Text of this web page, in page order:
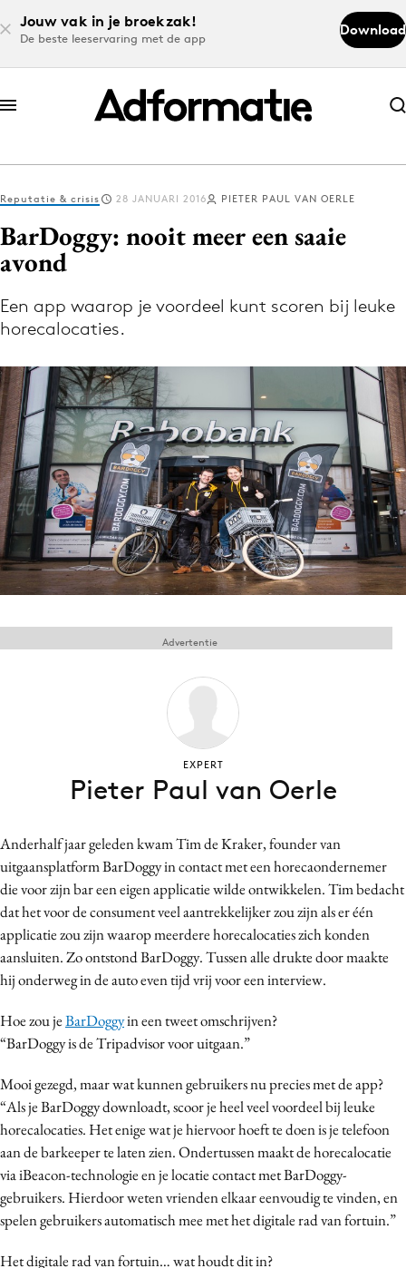
Jouw vak in je broekzak!
De beste leeservaring met de app
Download
Abonneer nu
Abonneer nu
Log in
Volg het laatste nieuws via de Adformatie
Menu
Home
9 sept: GenAI-training
12 nov: MarketingLive!
Adverteren
Events
Opleidingen
Artificial Intelligence
Campagnes
Carriere
Contentmarketing
Craft
Customer Experience
Data & Insights
Design
Digital transformation
Diversiteit
Effectiviteit
Gedragsverandering
Influencer marketing
Interne communicatie
Martech
Reputatie & crisis 28 JANUARI 2016 PIETER PAUL VAN OERLE
BarDoggy: nooit meer een saaie
avond
Een app waarop je voordeel kunt scoren bij leuke
horecalocaties.
Anderhalf jaar geleden kwam Tim de Kraker, founder van
uitgaansplatform BarDoggy in contact met een horecaondernemer
die voor zijn bar een eigen applicatie wilde ontwikkelen. Tim bedacht
dat het voor de consument veel aantrekkelijker zou zijn als er één
applicatie zou zijn waarop meerdere horecalocaties zich konden
aansluiten. Zo ontstond BarDoggy. Tussen alle drukte door maakte
hij onderweg in de auto even tijd vrij voor een interview.
Hoe zou jeBarDoggyin een tweet omschrijven?
“BarDoggy is de Tripadvisor voor uitgaan.”
Mooi gezegd, maar wat kunnen gebruikers nu precies met de app?
“Als je BarDoggy downloadt, scoor je heel veel voordeel bij leuke
horecalocaties. Het enige wat je hiervoor hoeft te doen is je telefoon
aan de barkeeper te laten zien. Ondertussen maakt de horecalocatie
via iBeacon-technologie en je locatie contact met BarDoggy-
gebruikers. Hierdoor weten vrienden elkaar eenvoudig te vinden, en
spelen gebruikers automatisch mee met het digitale rad van fortuin.”
Het digitale rad van fortuin… wat houdt dit in?
Advertentie
EXPERT
Pieter Paul van Oerle